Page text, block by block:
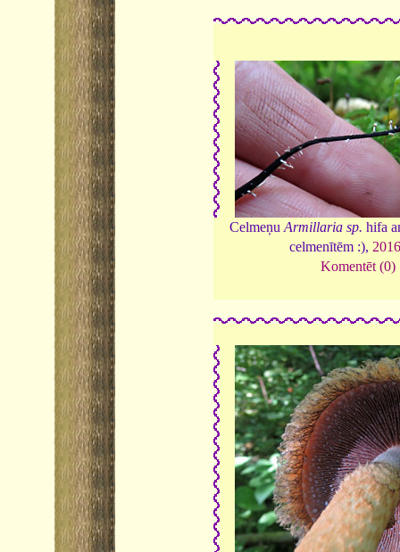
Celmeņu Armillaria sp. hifa
celmenītēm :),
Komentēt (0)